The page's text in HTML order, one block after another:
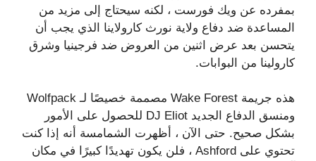
بمفرده عن ويك فورست ، لكنه سيحتاج إلى مزيد من
المساعدة ضد دفاع ولاية نورث كارولاينا الذي يجب أن
يتحسن بعد عرض اثنين من العروض ضد فرجينيا وشرق
كارولينا من البوابات.
هذه جريمة Wake Forest مصممة خصيصًا لـ Wolfpack
ومنسق الدفاع الجديد DJ Eliot للحصول على الأمور
بشكل صحيح. حتى الآن ، أظهرت الشمامسة أنه إذا كنت
تحتوي على Ashford ، فلن يكون تهديدًا كبيرًا في مكان